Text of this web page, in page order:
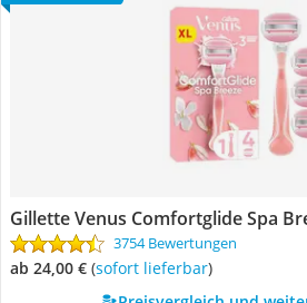
Gillette Venus Comfortglide Spa
3754 Bewertungen
ab 24,00 € ( Sofort lieferbar)